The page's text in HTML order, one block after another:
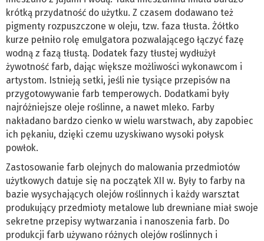
krótką przydatność do użytku. Z czasem dodawano też
pigmenty rozpuszczone w oleju, tzw. faza tłusta. Żółtko
kurze pełniło rolę emulgatora pozwalającego łączyć fazę
wodną z fazą tłustą. Dodatek fazy tłustej wydłużył
żywotność farb, dając większe możliwości wykonawcom i
artystom. Istnieją setki, jeśli nie tysiące przepisów na
przygotowywanie farb temperowych. Dodatkami były
najróżniejsze oleje roślinne, a nawet mleko. Farby
nakładano bardzo cienko w wielu warstwach, aby zapobiec
ich pękaniu, dzięki czemu uzyskiwano wysoki połysk
powłok.
Zastosowanie farb olejnych do malowania przedmiotów
użytkowych datuje się na początek XII w. Były to farby na
bazie wysychających olejów roślinnych i każdy warsztat
produkujący przedmioty metalowe lub drewniane miał swoje
sekretne przepisy wytwarzania i nanoszenia farb. Do
produkcji farb używano różnych olejów roślinnych i